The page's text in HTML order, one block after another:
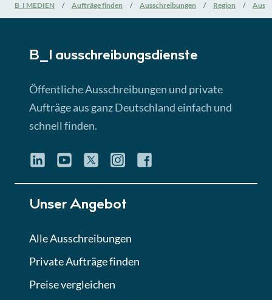
B_I MEDIEN Aufträge finden Ausschreibungen Region
B_I ausschreibungs­dienste
Öffentliche Ausschreibungen und private
Aufträge aus ganz Deutschland einfach und
schnell finden.
Unser Angebot
Alle Ausschreibungen
Private Aufträge finden
Preise vergleichen